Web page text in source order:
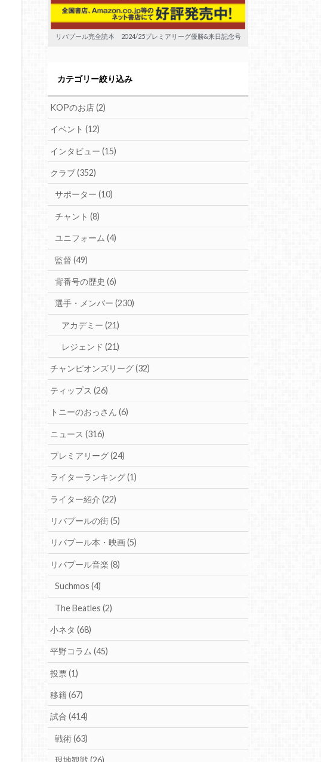
リバプール完全読本 2024/25プレミアリーグ優勝&来日記念号
カテゴリー絞り込み
KOPのお店(2)
イベント(12)
インタビュー(15)
クラブ(352)
サポーター (10)
チャント (8)
ユニフォーム (4)
監督 (49)
背番号の歴史 (6)
選手・メンバー (230)
アカデミー(21)
レジェンド(21)
チャンピオンズリーグ(32)
ティップス(26)
トニーのおっさん(6)
ニュース(316)
プレミアリーグ(24)
ライターランキング(1)
ライター紹介(22)
リバプールの街(5)
リバプール本・映画(5)
リバプール音楽(8)
Suchmos (4)
The Beatles (2)
小ネタ(68)
平野コラム(45)
投票(1)
移籍(67)
試合(414)
戦術(63)